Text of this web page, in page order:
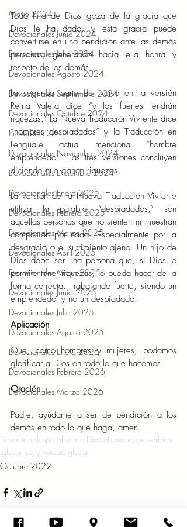
Mayo 2024
Devocionales Junio 2024
Devocionales Julio 2024
Devocionales Agosto 2024
Devocionales Septiembre 2024
Devocionales Octubre 2024
Proverbios 27
Devocionales Noviembre 2024
Devocionales Diciembre 2024
Devocionales Enero 2025
Devocionales Febrero 2025
Devocionales Marzo 2025
Devocionales Abril 2025
Devocionales Mayo 2025
Devocionales Junio 2025
Devocionales Julio 2025
Devocionales Agosto 2025
Devocionales Enero 2026
Devocionales Febrero 2026
Devocionales Marzo 2026
Toda hija de Dios goza de la gracia que
Dios le ha dado, y esta gracia puede
convertirse en una bendición ante las demás
personas, generando hacia ella honra y
respeto de los demás.
La segunda parte del verso en la versión
Reina Valera dice “y los fuertes tendrán
riquezas.” La Nueva Traducción Viviente dice
“hombres despiadados” y la Traducción en
Lenguaje actual menciona “hombre
emprendedor.” Las tres versiones concluyen
diciendo que ganan riquezas.
La versión de la Nueva Traducción Viviente
utiliza la palabra “despiadados,” son
aquellas personas que no sienten ni muestran
compasión por nada. Especialmente por la
desgracia o el sufrimiento ajeno. Un hijo de
Dios debe ser una persona que, si Dios le
permite tener riquezas, lo pueda hacer de la
forma correcta. Trabajando fuerte, siendo un
emprendedor y no un despiadado.
Aplicación
Que, como hombres y mujeres, podamos
glorificar a Dios en todo lo que hacemos.
Oración
Padre, ayúdame a ser de bendición a los
demás en todo lo que haga, amén.
Devocionalespalabra de Diosreflexionesproverbios
iglesia luz y verdadiglesia
Octubre 2022